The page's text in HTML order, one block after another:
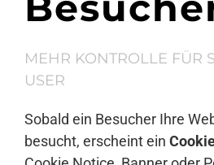
MEHR KONTROLLE FÜR
USER
Sobald ein Besucher Ihre
besucht, erscheint ein